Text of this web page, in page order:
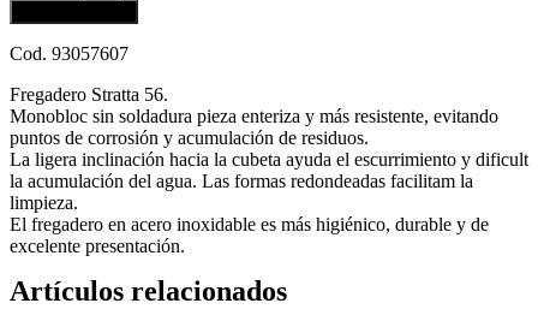
Cod. 93057607
Fregadero Stratta 56.
Monobloc sin soldadura pieza enteriza y más resistente, evitando
puntos de corrosión y acumulación de residuos.
La ligera inclinación hacia la cubeta ayuda el escurrimiento y dificult
la acumulación del agua. Las formas redondeadas facilitam la
limpieza.
El fregadero en acero inoxidable es más higiénico, durable y de
excelente presentación.
Artículos relacionados